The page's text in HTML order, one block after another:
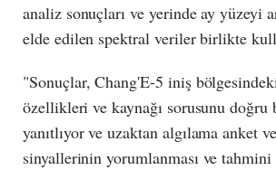
analiz sonuçları ve yerinde ay yüzeyi
elde edilen spektral veriler birlikte
"Sonuçlar, Chang'E-5 iniş
özellikleri ve kaynağı sorusunu doğru
yanıtlıyor ve uzaktan algılama anket
sinyallerinin yorumlanması ve